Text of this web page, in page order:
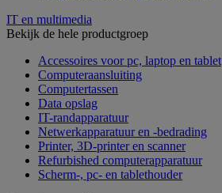
IT en multimedia
Bekijk de hele productgroep
Accessoires voor pc, laptop en tablet
Computeraansluiting
Computertassen
Data opslag
IT-randapparatuur
Netwerkapparatuur en -bedrading
Printer, 3D-printer en scanner
Refurbished computerapparatuur
Scherm-, pc- en tablethouder